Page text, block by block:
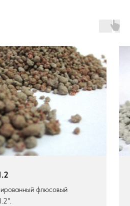
флюсовый